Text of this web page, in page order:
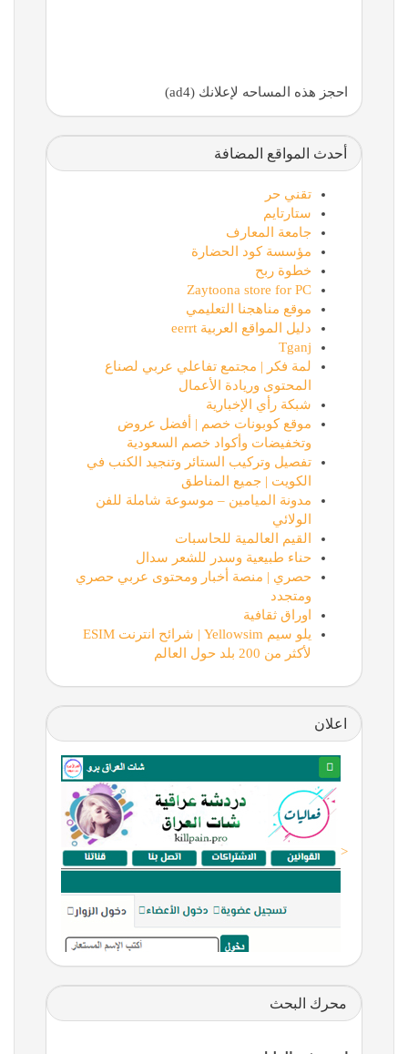
احجز هذه المساحه لإعلانك (ad4)
أحدث المواقع المضافة
تقني حر
ستارتايم
جامعة المعارف
مؤسسة كود الحضارة
خطوة ربح
Zaytoona store for PC
موقع مناهجنا التعليمي
دليل المواقع العربية eerrt
Tganj
لمة فكر | مجتمع تفاعلي عربي لصناع
المحتوى وريادة الأعمال
شبكة رأي الإخبارية
موقع كوبونات خصم | أفضل عروض
وتخفيضات وأكواد خصم السعودية
تفصيل وتركيب الستائر وتنجيد الكنب في
الكويت | جميع المناطق
مدونة الميامين – موسوعة شاملة للفن
الولائي
القيم العالمية للحاسبات
حناء طبيعية وسدر للشعر سدال
حصري | منصة أخبار ومحتوى عربي حصري
ومتجدد
اوراق ثقافية
يلو سيم Yellowsim | شرائح انترنت ESIM
لأكثر من 200 بلد حول العالم
اعلان
<
محرك البحث